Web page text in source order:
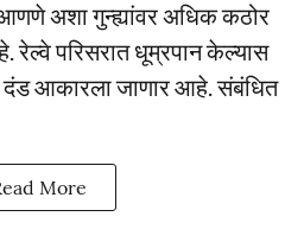
अशा गुन्ह्यांवर अधिक कठोर
रेल्वे परिसरात धूम्रपान केल्यास
आकारला जाणार आहे. संबंधित
More